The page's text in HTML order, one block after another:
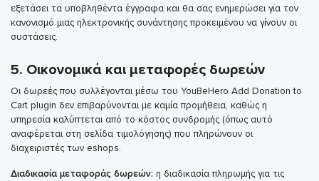
εξετάσει τα υποβληθέντα έγγραφα και θα σας ενημερώσει για τον
κανονισμό μιας ηλεκτρονικής συνάντησης προκειμένου να γίνουν οι
συστάσεις.
5. Οικονομικά και μεταφορές δωρεών
Οι δωρεές που συλλέγονται μέσω του YouBeHero Add Donation to
Cart plugin δεν επιβαρύνονται με καμία προμήθεια, καθώς η
υπηρεσία καλύπτεται από το κόστος συνδρομής (όπως αυτό
αναφέρεται στη σελίδα τιμολόγησης) που πληρώνουν οι
διαχειριστές των eshops.
Διαδικασία μεταφοράς δωρεών: η διαδικασία πληρωμής για τις